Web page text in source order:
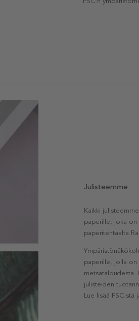
Julisteemme
Kaikki
paperille, joka on
paperitehtaalta
paperille, jolla on
metsätaloudesta.
julisteiden
Lue lisää FSC:stä